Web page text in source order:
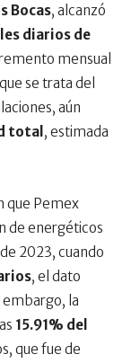
Bocas, alcanzó
diarios de
mensual
se trata del
aún
total , estimada
que Pemex
de energéticos
2023, cuando
, el dato
embargo, la
15.91% del
que fue de